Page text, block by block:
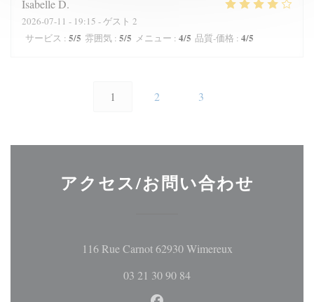
IsabelleD
2026-07-11 - 19:15 - ゲスト 2
サービス : 5/5 雰囲気 : 5/5 メニュー : 4/5 品質-価格 : 4/5
1 2 3
アクセス/お問い合わせ
116 Rue Carnot 62930 Wimereux((新しいウィン
03 21 30 90 84